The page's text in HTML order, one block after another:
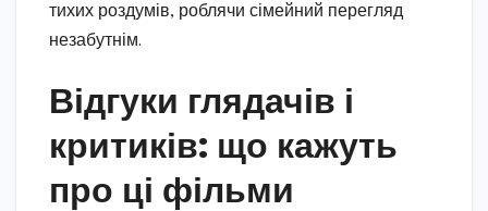
тихих роздумів, роблячи сімейний перегляд
незабутнім.
Відгуки глядачів і
критиків: що кажуть
про ці фільми